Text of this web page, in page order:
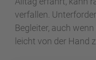
verfallen.
Begleiter, auch
leicht von der Hand